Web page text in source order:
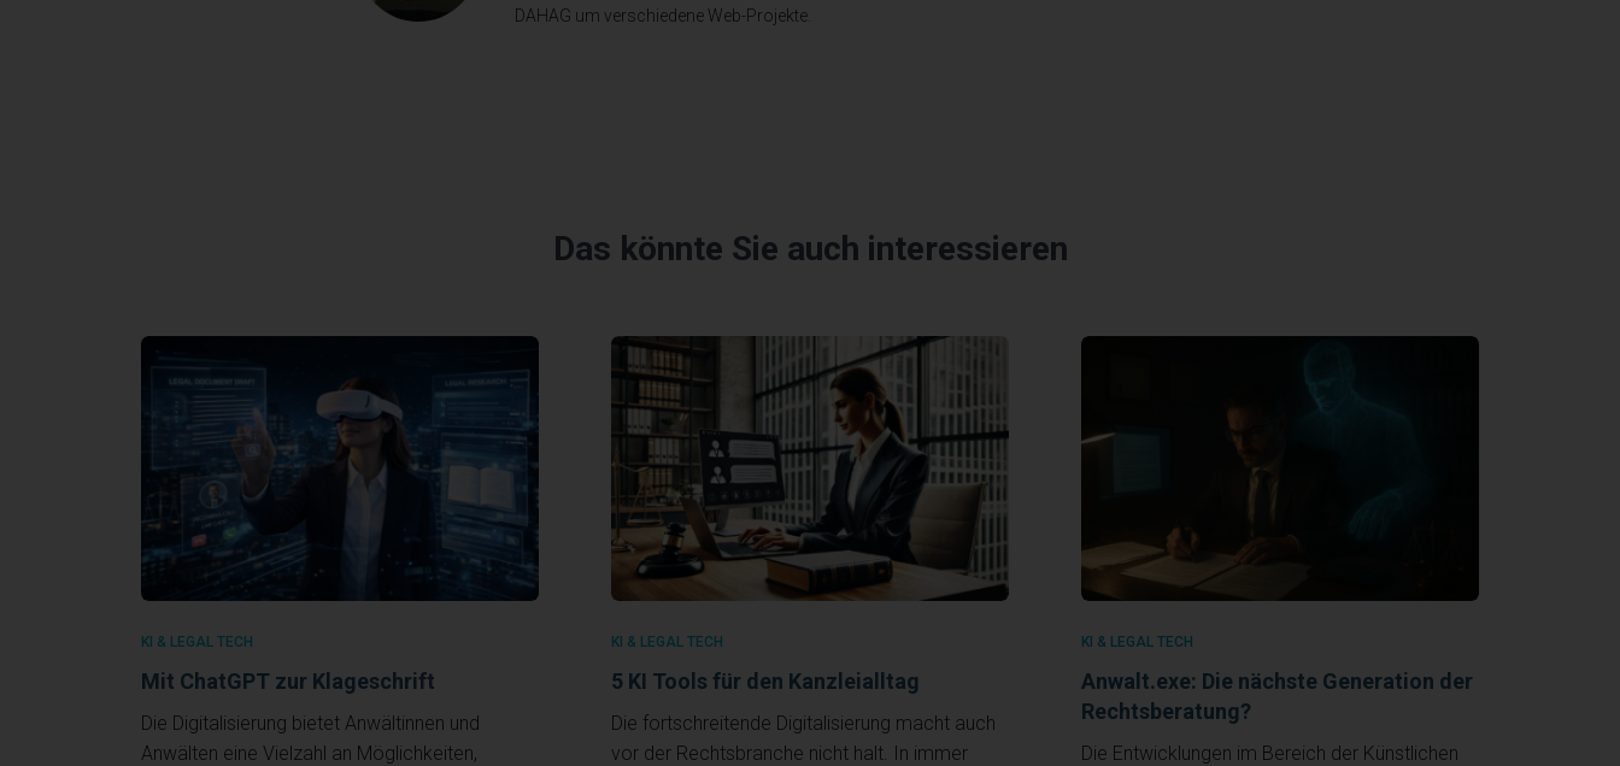
DAHAG um verschiedene Web-Projekte.
Das könnte Sie auch interessieren
KI & LEGAL TECH
Mit ChatGPT zur Klageschrift
Die Digitalisierung bietet Anwältinnen und
Anwälten eine Vielzahl an Möglichkeiten,
KI & LEGAL TECH
5 KI Tools für den Kanzleialltag
Die fortschreitende Digitalisierung macht auch
vor der Rechtsbranche nicht halt. In immer
KI & LEGAL TECH
Anwalt.exe: Die nächste Generation der
Rechtsberatung?
Die Entwicklungen im Bereich der Künstlichen